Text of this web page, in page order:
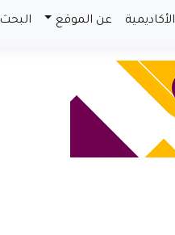
الأكاديمية عن الموقع البحث